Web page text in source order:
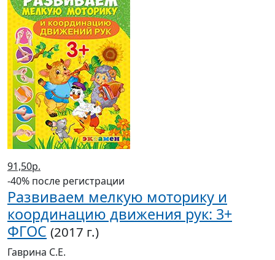
91,50р.
-40% после регистрации
Развиваем мелкую моторику и
координацию движения рук: 3+
ФГОС (2017 г.)
Гаврина С.Е.